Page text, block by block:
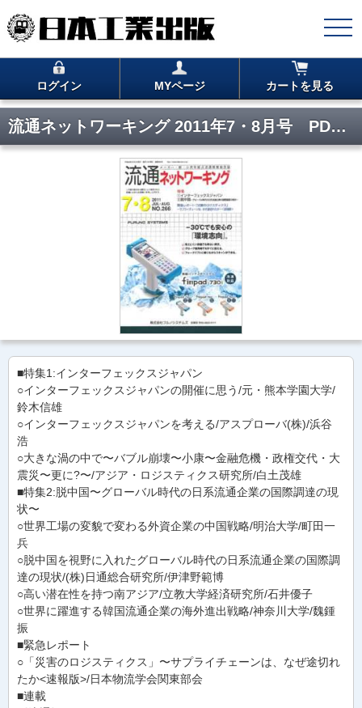
ログイン MYページ カートを見る
流通ネットワーキング 2011年7・8月号 PDF版
■特集1:インターフェックスジャパン
○インターフェックスジャパンの開催に思う/元・熊本学園大学/
鈴木信雄
○インターフェックスジャパンを考える/アスプローバ(株)/浜谷
浩
○大きな渦の中で〜バブル崩壊〜小康〜金融危機・政権交代・大
震災〜更に?〜/アジア・ロジスティクス研究所/白土茂雄
■特集2:脱中国〜グローバル時代の日系流通企業の国際調達の現
状〜
○世界工場の変貌で変わる外資企業の中国戦略/明治大学/町田一
兵
○脱中国を視野に入れたグローバル時代の日系流通企業の国際調
達の現状/(株)日通総合研究所/伊津野範博
○高い潜在性を持つ南アジア/立教大学経済研究所/石井優子
○世界に躍進する韓国流通企業の海外進出戦略/神奈川大学/魏鍾
振
■緊急レポート
○「災害のロジスティクス」〜サプライチェーンは、なぜ途切れ
たか<速報版>/日本物流学会関東部会
■連載